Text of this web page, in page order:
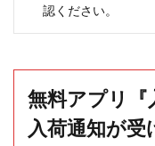
認ください。
無料アプリ『
入荷通知が受